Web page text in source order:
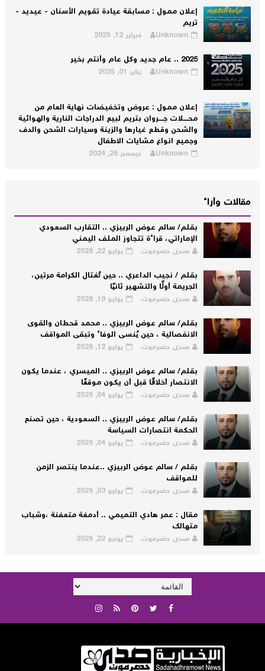
إعلان ممول : مسابقة عيادة تقويم الأسنان - عيديد -
تريم
Unknown فبراير 12, 2025
2025 .. عام جديد وكل عام وأنتم بخير
Unknown يناير 01, 2025
إعلان ممول : عروض وتخفيضات نهاية العام من
محــــلات جــــروان بتريم لبيع الدراجات النارية والهوائية
والشحن وقطع غيارها والزينة وسيارات الشحن والدف
وجميع انواع مشايات الاطفال
Unknown ديسمبر 26, 2024
مقالات وأراء
بقلم/ سالم عوض الربيزي .. التقارب السعودي
الإماراتي، قراءة تتجاوز الملف اليمني
صدى حضرموت يوليو 22, 2026
بقلم / نجيب الداعري .. حين تُغتال الكرامة مرتين،
الجريمة أولًا والتشهير ثانيًا
صدى حضرموت يوليو 19, 2026
بقلم/ سالم عوض الربيزي .. محمد قحطان والقوى
الانفصالية ، حين يُنسى الوفاء وتبقى المواقف
صدى حضرموت يوليو 12, 2026
بقلم/ سالم عوض الربيزي .. الميسري ، عندما يكون
الانتصار أخلاقًا قبل أن يكون موقفًا
صدى حضرموت يوليو 04, 2026
بقلم/ سالم عوض الربيزي .. السعودية ، حين تصنع
الحكمة انتصارات السياسة
صدى حضرموت يوليو 04, 2026
بقلم / سالم عوض الربيزي ..عندما ينتصر الزمن
للمواقف
صدى حضرموت يوليو 03, 2026
مقال : عمر هادي التميمي .. أدمغة متعفنة ،وشباب
متهالك
صدى حضرموت يونيو 22, 2026